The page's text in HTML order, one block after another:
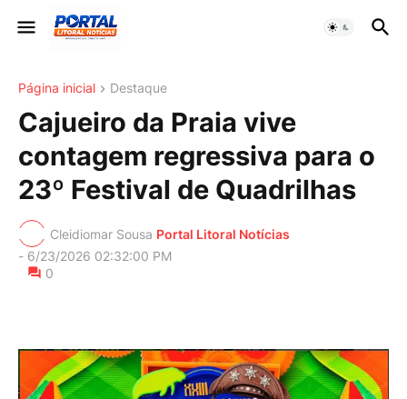
Página inicial Destaque
Cajueiro da Praia vive
contagem regressiva para o
23º Festival de Quadrilhas
Cleidiomar Sousa Portal Litoral Notícias
- 6/23/2026 02:32:00 PM
0